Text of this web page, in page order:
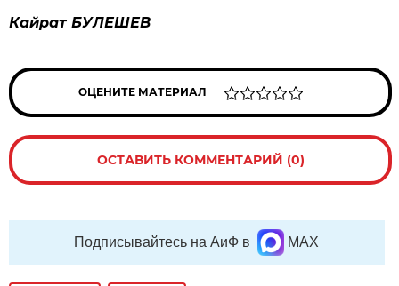
Кайрат БУЛЕШЕВ
ОЦЕНИТЕ МАТЕРИАЛ
ОСТАВИТЬ КОММЕНТАРИЙ (0)
Подписывайтесь на АиФ в MAX